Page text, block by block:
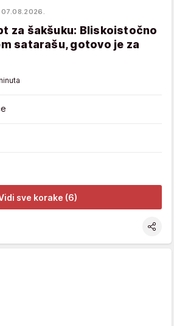
07.08.2026.
za šakšuku: Bliskoistočno
satarašu, gotovo je za
sve korake (6)